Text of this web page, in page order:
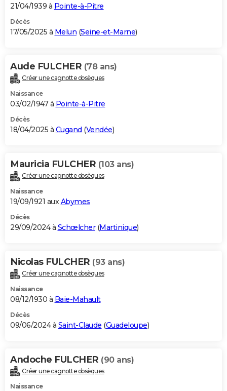
GUIDES D'ACHAT
BONS PLANS
Carte de Noël
Carte Bonne année
Carte Saint-Valentin
Carte Pâques
Carte d'anniversaire
DICTIONNAIRE
Dictionnaire
Biographies
Citations
Expressions
Proverbes
PROGRAMME TV
S'inscrire
Se connecter
Lycées
Collèges
Primaires
Universités
Entreprises
Service militaire
Avis de recherche
AVIS DE DÉCÈS
Bricolage
Lifestyle
Culture
Sport
Auto
Television
Voyage
Cinema
21/04/1939 à Pointe-à-Pitre
Décès
17/05/2025 à Melun (Seine-et-Marne)
Aude FULCHER (78 ans)
Créer une cagnotte obsèques
Naissance
03/02/1947 à Pointe-à-Pitre
Décès
18/04/2025 à Cugand (Vendée)
Mauricia FULCHER (103 ans)
Créer une cagnotte obsèques
Naissance
19/09/1921 auxAbymes
Décès
29/09/2024 à Schœlcher(Martinique)
Nicolas FULCHER (93 ans)
Créer une cagnotte obsèques
Naissance
08/12/1930 à Baie-Mahault
Décès
09/06/2024 à Saint-Claude (Guadeloupe)
Andoche FULCHER (90 ans)
Créer une cagnotte obsèques
Naissance